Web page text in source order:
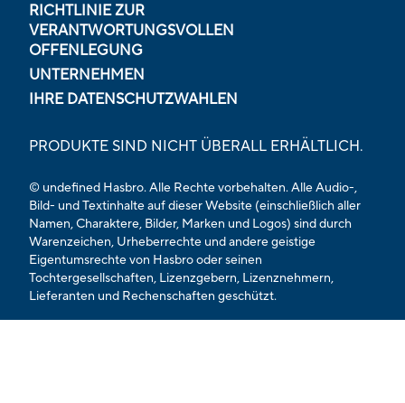
RICHTLINIE ZUR
VERANTWORTUNGSVOLLEN
OFFENLEGUNG
UNTERNEHMEN
IHRE DATENSCHUTZWAHLEN
PRODUKTE SIND NICHT ÜBERALL ERHÄLTLICH.
© undefined Hasbro. Alle Rechte vorbehalten. Alle Audio-,
Bild- und Textinhalte auf dieser Website (einschließlich aller
Namen, Charaktere, Bilder, Marken und Logos) sind durch
Warenzeichen, Urheberrechte und andere geistige
Eigentumsrechte von Hasbro oder seinen
Tochtergesellschaften, Lizenzgebern, Lizenznehmern,
Lieferanten und Rechenschaften geschützt.